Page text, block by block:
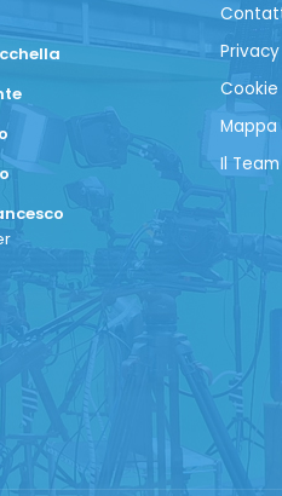
Cookie
Mappa
Il Team